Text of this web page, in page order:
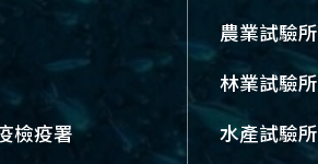
檢疫署
農業試驗所
林業試驗所
水產試驗所